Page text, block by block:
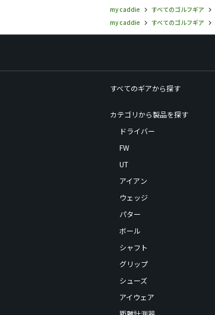
my caddie すべてのゴルフギア
my caddie
すべてのゴルフギア
すべてのギアから探す
カテゴリから製品を探す
ドライバー
FW
UT
アイアン
ウェッジ
パター
ボール
シャフト
グリップ
シューズ
アイウェア